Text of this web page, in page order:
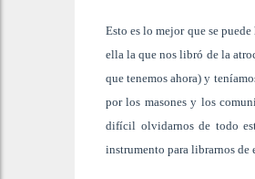
Esto es lo mejor que se
ella la que nos libró de la
que tenemos ahora) y
por los masones y los
difícil olvidarnos de todo
instrumento para librarnos de